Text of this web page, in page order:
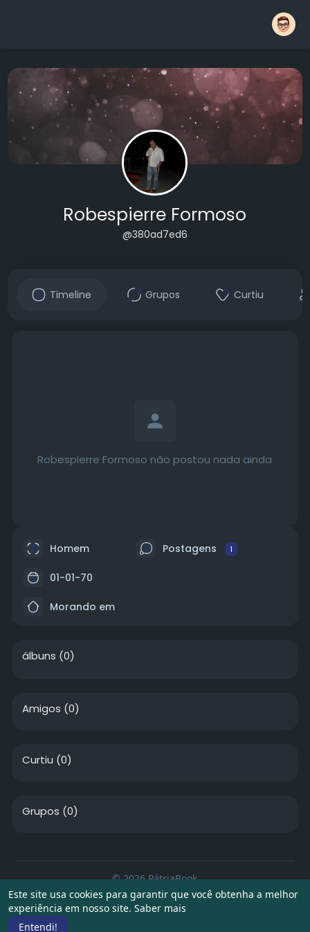
Este site usa cookies para garantir que você obtenha a melhor
experiência em nosso site. Saber mais
Entendi!
Robespierre Formoso
@380ad7ed6
Timeline Grupos Curtiu
Robespierre Formoso não postou nada ainda
Homem Postagens 1
01-01-70
Morando em
álbuns (0)
Amigos (0)
Curtiu (0)
Grupos (0)
© 2026 PátriaBook
Início
Sobre Contato Privacidade
Termos de Uso
Artigos